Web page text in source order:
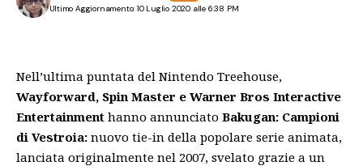
Ultimo Aggiornamento: 10 Luglio 2020 alle 6:38 PM
Nell’ultima puntata del Nintendo Treehouse,
Wayforward, Spin Master e Warner Bros Interactive
Entertainment hanno annunciato Bakugan: Campioni
di Vestroia: nuovo tie-in della popolare serie animata,
lanciata originalmente nel 2007, svelato grazie a un